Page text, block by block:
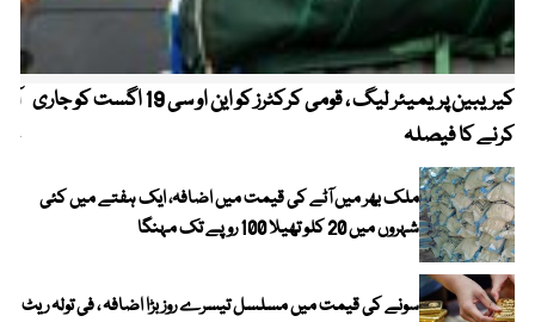
کیریبین پریمیئر لیگ ، قومی کرکٹرز کو این او سی 19 اگست کو جاری
کرنے کا فیصلہ
ملک بھر میں آٹے کی قیمت میں اضافہ، ایک ہفتے میں کئی
شہروں میں 20 کلو تھیلا 100 روپے تک مہنگا
سونے کی قیمت میں مسلسل تیسرے روز بڑا اضافہ ، فی تولہ ریٹ